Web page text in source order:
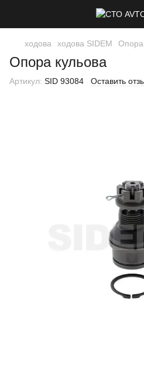
ходова ходова SIDEM Опора
Опора кульова
Артикул: SID 93084 Оставить